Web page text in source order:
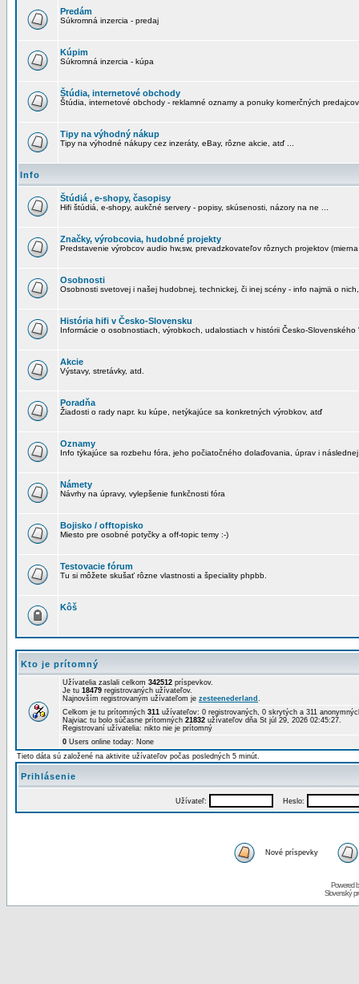
Predám
Súkromná inzercia - predaj
Kúpim
Súkromná inzercia - kúpa
Štúdia, internetové obchody
Štúdia, internetové obchody - reklamné oznamy a ponuky komerčných predajcov
Tipy na výhodný nákup
Tipy na výhodné nákupy cez inzeráty, eBay, rôzne akcie, atď ...
Info
Štúdiá , e-shopy, časopisy
Hifi štúdiá, e-shopy, aukčné servery - popisy, skúsenosti, názory na ne ...
Značky, výrobcovia, hudobné projekty
Predstavenie výrobcov audio hw,sw, prevadzkovateľov rôznych projektov
Osobnosti
Osobnosti svetovej i našej hudobnej, technickej, či inej scény - info najmä o
História hifi v Česko-Slovensku
Informácie o osobnostiach, výrobkoch, udalostiach v histórii Česko-Slovenského
Akcie
Výstavy, stretávky, atd.
Poradňa
Žiadosti o rady napr. ku kúpe, netýkajúce sa konkretných výrobkov, atď
Oznamy
Info týkajúce sa rozbehu fóra, jeho počiatočného dolaďovania, úprav i
Námety
Návrhy na úpravy, vylepšenie funkčnosti fóra
Bojisko / offtopisko
Miesto pre osobné potyčky a off-topic temy :-)
Testovacie fórum
Tu si môžete skušať rôzne vlastnosti a špeciality phpbb.
Kôš
Kto je prítomný
Užívatelia zaslali celkom 342512 príspevkov.
Je tu 18479 registrovaných užívateľov.
Najnovším registrovaným užívateľom je zesteenederland .
Celkom je tu prítomných 311 užívateľov: 0 registrovaných, 0 skrytých a 311
Najviac tu bolo súčasne prítomných 21832 užívateľov dňa St júl 29, 2026 02:45:27.
Registrovaní užívatelia: nikto nie je prítomný
0 Users online today: None
Tieto dáta sú založené na aktivite užívateľov počas posledných 5 minút.
Prihlásenie
Užívateľ: Heslo:
Nové príspevky
Powered
Slovenský